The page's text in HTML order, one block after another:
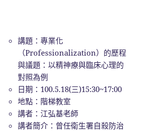
講題：專業化
（Professionalization）的歷程
與議題：以精神療與臨床心理的
對照為例
日期：100.5.18(三)15:30~17:00
地點：階梯教室
講者：江弘基老師
講者簡介：曾任衛生署自殺防治